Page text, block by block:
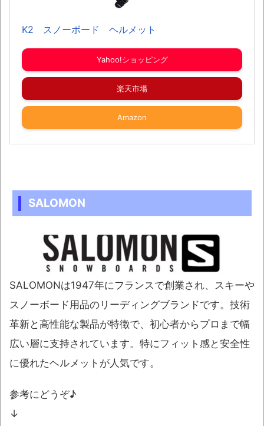
K2 スノーボード ヘルメット
Yahoo!ショッピング
楽天市場
Amazon
SALOMON
SALOMONは1947年にフランスで創業され、スキーや
スノーボード用品のリーディングブランドです。技術
革新と高性能な製品が特徴で、初心者からプロまで幅
広い層に支持されています。特にフィット感と安全性
に優れたヘルメットが人気です。
参考にどうぞ♪
↓